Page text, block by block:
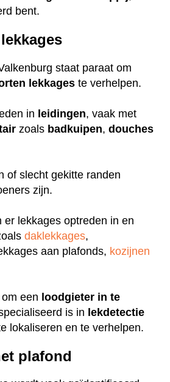
bent.
staat paraat om
lekkages te verhelpen.
in leidingen, vaak met
zoals badkuipen, douches
of slecht gekitte randen
zijn.
er lekkages optreden in en
daklekkages,
aan plafonds, kozijnen
om een loodgieter in te
is in lekdetectie
lokaliseren en te verhelpen.
plafond